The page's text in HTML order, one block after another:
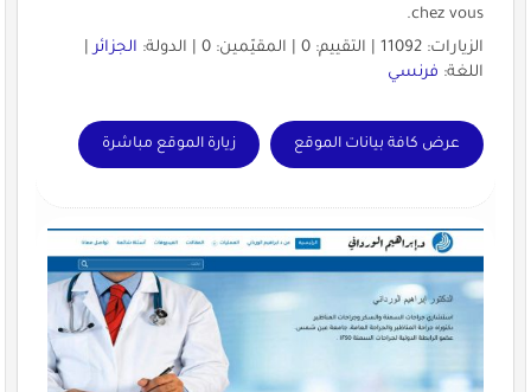
chez vous.
الزيارات: 11092 | التقييم: 0 | المقيّمين: 0 | الدولة:
الجزائر|
اللغة: فرنسي
عرض كافة بيانات الموقع زيارة الموقع مباشرة